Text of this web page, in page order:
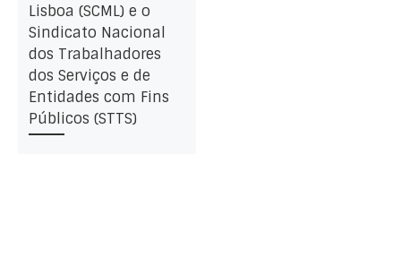
Lisboa (SCML) e o
Sindicato Nacional
dos Trabalhadores
dos Serviços e de
Entidades com Fins
Públicos (STTS)